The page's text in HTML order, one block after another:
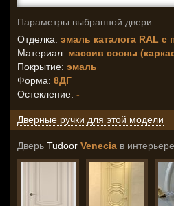
Параметры выбранной двери:
Отделка: эмаль каталога RAL c
Материал: массив сосны
Покрытие: эмаль
Форма: 8ДГ
Остекление: -
Дверные ручки для этой модели
Дверь Tudoor Venecia в